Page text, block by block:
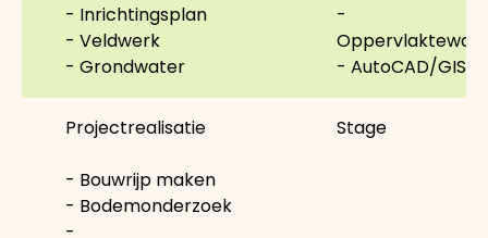
- Inrichtingsplan
- Veldwerk
- Grondwater
-
- AutoCAD/GIS
Projectrealisatie
- Bouwrijp maken
- Bodemonderzoek
-
Stage